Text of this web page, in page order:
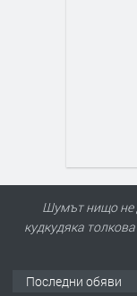
Шумът нищо не
кудкудяка
Последни обяви